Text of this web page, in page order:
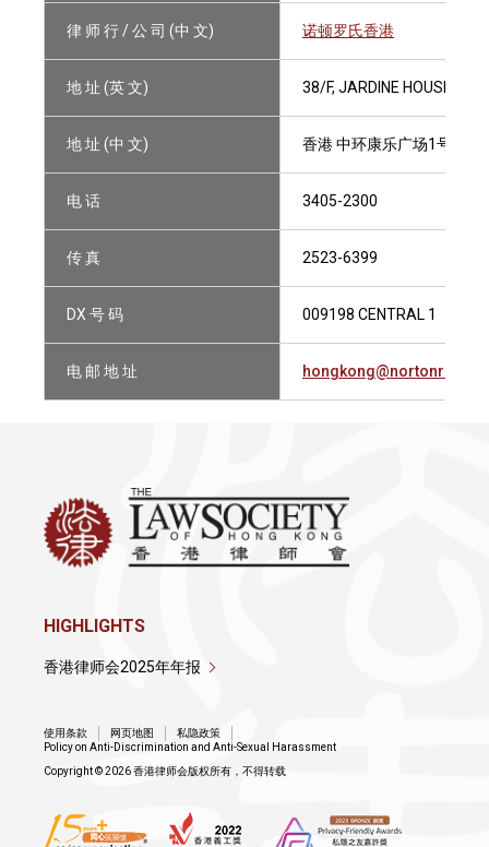
律 师 行 / 公 司 (中 文) 诺顿罗氏香港
地 址 (英 文) 38/F, JARDINE HOUSE, 1
地 址 (中 文) 香港 中环康乐广场1号 怡
电 话 3405-2300
传 真 2523-6399
DX 号 码 009198 CENTRAL 1
电 邮 地 址
HIGHLIGHTS
香港律师会2025年年报
使用条款 网页地图
私隐政策
Policy on Anti-Discrimination and Anti-Sexual Harassment
Copyright © 2026 香港律师会版权所有，不得转载